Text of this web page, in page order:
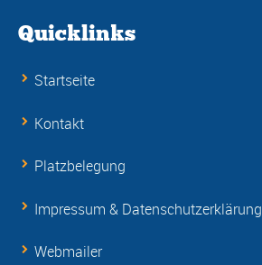
Quicklinks
Startseite
Kontakt
Platzbelegung
Impressum & Datenschutzerklärung
Webmailer